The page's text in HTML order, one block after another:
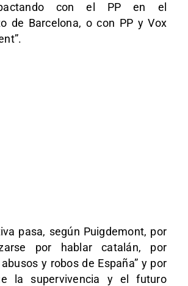
con el PP en el
de Barcelona, o con PP y Vox
pasa, según Puigdemont, por
por hablar catalán, por
y robos de España” y por
la supervivencia y el futuro